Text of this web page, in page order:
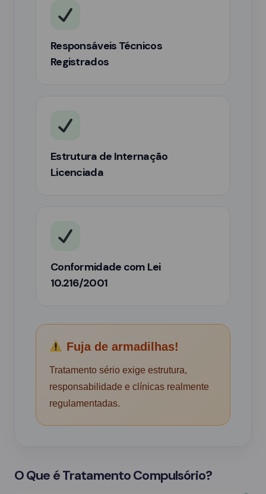
Responsáveis Técnicos
Registrados
Estrutura de Internação
Licenciada
Conformidade com Lei
10.216/2001
Fuja de armadilhas!
Tratamento sério exige estrutura,
responsabilidade e clínicas realmente
regulamentadas.
O Que é Tratamento Compulsório?